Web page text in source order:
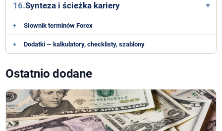
16.Synteza i ścieżka kariery
+ Słownik terminów Forex
+ Dodatki — kalkulatory, checklisty, szablony
Ostatnio dodane